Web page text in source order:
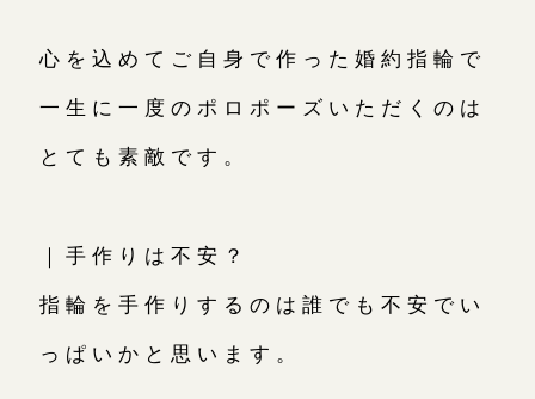
心を込めてご自身で作った婚約指輪で
一生に一度のポロポーズいただくのは
とても素敵です。
｜手作りは不安？
指輪を手作りするのは誰でも不安でい
っぱいかと思います。